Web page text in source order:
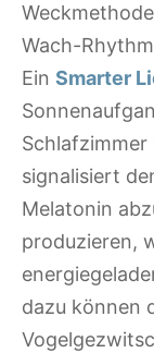
Wach-
Ein Smarter
Schlafzimmer
signalisiert
Melatonin
produzieren,
dazu können